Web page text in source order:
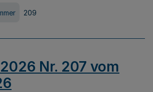
209
Nr. 207 vom